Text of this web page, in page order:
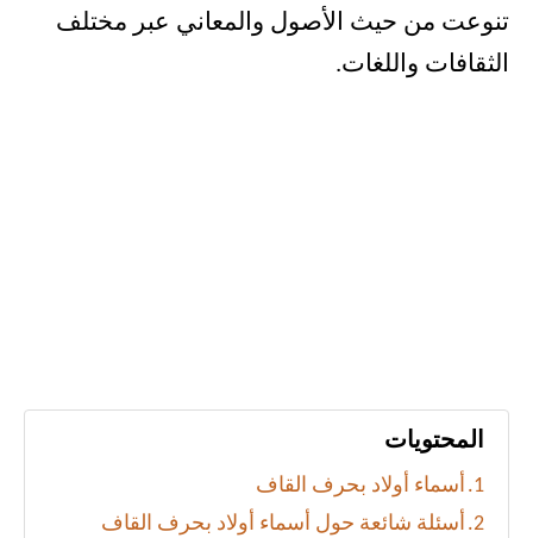
تنوعت من حيث الأصول والمعاني عبر مختلف
الثقافات واللغات.
المحتويات
أسماء أولاد بحرف القاف
أسئلة شائعة حول أسماء أولاد بحرف القاف